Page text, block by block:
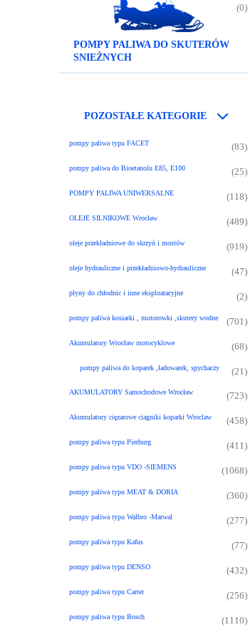
POMPY PALIWA DO SKUTERÓW
SNIEŻNYCH
(0)
POZOSTAŁE KATEGORIE
pompy paliwa typu FACET (83)
pompy paliwa do Bioetanolu E85, E100 (25)
POMPY PALIWA UNIWERSALNE (118)
OLEJE SILNIKOWE Wrocław (489)
oleje przekładniowe do skrzyń i mostów (919)
oleje hydrauliczne i przekładniowo-hydrauliczne (47)
płyny do chłodnic i inne eksploatacyjne (2)
pompy paliwa kosiarki , motorowki ,skutery wodne (701)
Akumulatory Wrocław motocyklowe (68)
pompy paliwa do koparek ,ładowarek, spychaczy (21)
AKUMULATORY Samochodowe Wrocław (723)
Akumulatory cięzarowe ciagniki koparki Wroclaw (458)
pompy paliwa typu Pierburg (411)
pompy paliwa typu VDO -SIEMENS (1068)
pompy paliwa typu MEAT & DORIA (360)
pompy paliwa typu Walbro -Marwal (277)
pompy paliwa typu Kafus (77)
pompy paliwa typu DENSO (432)
pompy paliwa typu Carter (256)
pompy paliwa typu Bosch (1110)